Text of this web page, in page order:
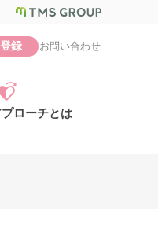
録 お問い合わせ
ローチとは